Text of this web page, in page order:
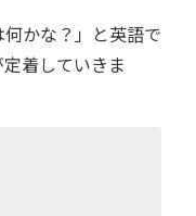
かな？」と英語で
着していきま